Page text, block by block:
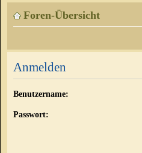
Foren-Übersicht
Anmelden
Benutzername:
Passwort: